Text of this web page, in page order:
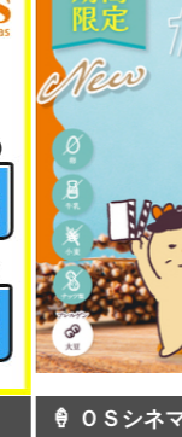
ない、ソイミ